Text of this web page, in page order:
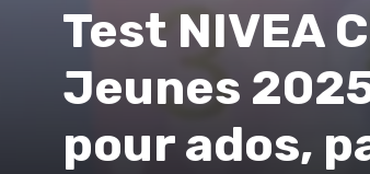
Test NIVEA
Jeunes
pour ados,